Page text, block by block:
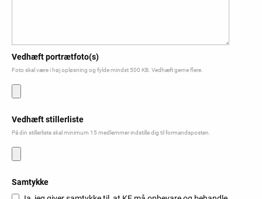
Vedhæft portrætfoto(s)
Foto skal være i høj opløsning og fylde mindst 500 KB. Vedhæft gerne flere.
Vedhæft stillerliste
På din stillerliste skal minimum 15 medlemmer indstille dig til formandsposten.
Samtykke